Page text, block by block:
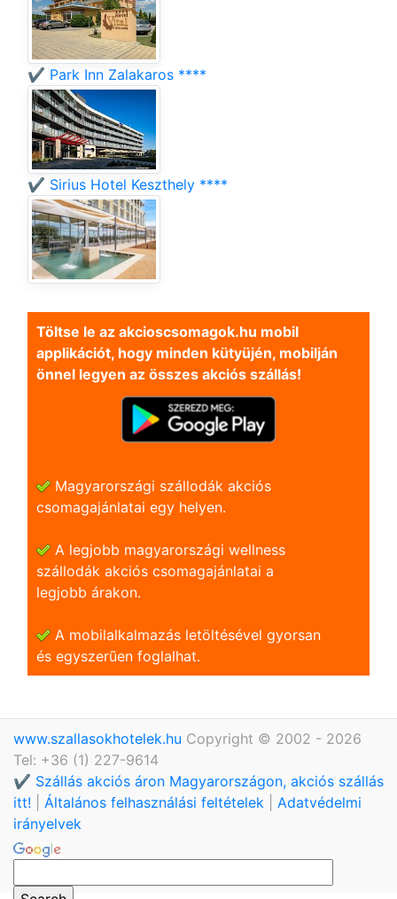
✔️ Park Inn Zalakaros ****
✔️ Sirius Hotel Keszthely ****
Töltse le az akcioscsomagok.hu mobil
applikációt, hogy minden kütyüjén, mobilján
önnel legyen az összes akciós szállás!
Magyarországi szállodák akciós
csomagajánlatai egy helyen.
A legjobb magyarországi wellness
szállodák akciós csomagajánlatai a
legjobb árakon.
A mobilalkalmazás letöltésével gyorsan
és egyszerũen foglalhat.
www.szallasokhotelek.hu Copyright © 2002 - 2026
Tel: +36 (1) 227-9614
✔️ Szállás akciós áron Magyarországon, akciós szállás
itt!
Általános felhasználási feltételek
Adatvédelmi
irányelvek